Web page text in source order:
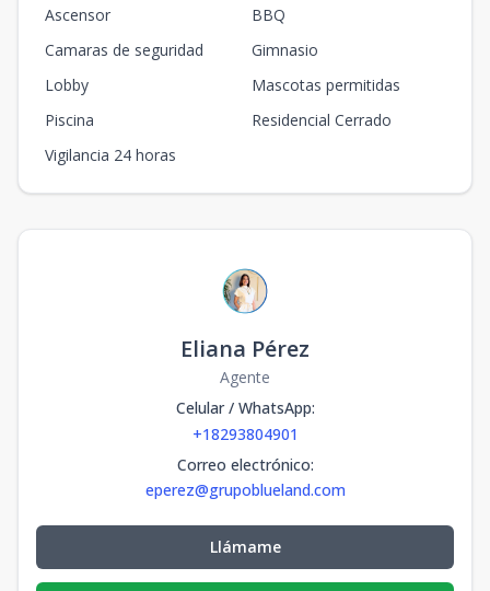
Ascensor
BBQ
Camaras de seguridad
Gimnasio
Lobby
Mascotas permitidas
Piscina
Residencial Cerrado
Vigilancia 24 horas
Eliana Pérez
Agente
Celular / WhatsApp:
+18293804901
Correo electrónico:
eperez@grupoblueland.com
Llámame